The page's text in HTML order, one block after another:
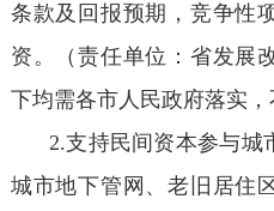
条款及回报预期，竞争性
资。（责任单位：省发展
下均需各市人民政府落实，
2.支持民间资本参与城
城市地下管网、老旧居住